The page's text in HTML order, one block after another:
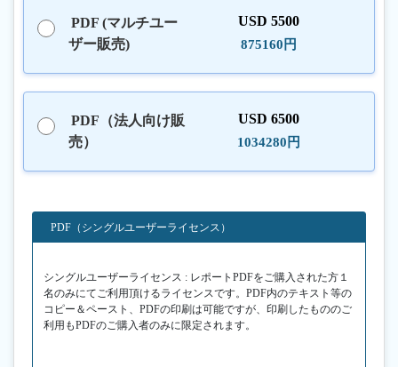
PDF (マルチユー
ザー販売)
USD 5500
875160円
PDF（法人向け販
売）
USD 6500
1034280円
PDF（シングルユーザーライセンス）
シングルユーザーライセンス : レポートPDFをご購入された方１
名のみにてご利用頂けるライセンスです。PDF内のテキスト等の
コピー＆ペースト、PDFの印刷は可能ですが、印刷したもののご
利用もPDFのご購入者のみに限定されます。